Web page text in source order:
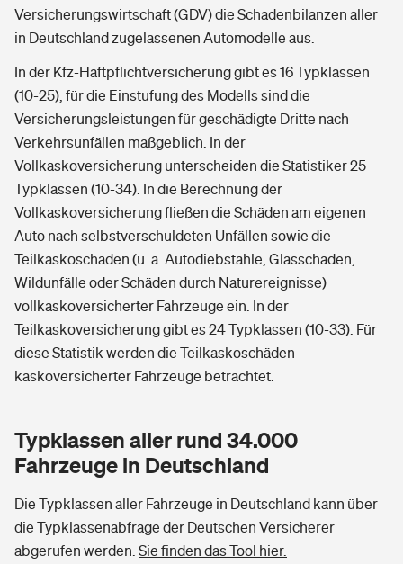
Versicherungswirtschaft (GDV) die Schadenbilanzen aller
in Deutschland zugelassenen Automodelle aus.
In der Kfz-Haftpflichtversicherung gibt es 16 Typklassen
(10-25), für die Einstufung des Modells sind die
Versicherungsleistungen für geschädigte Dritte nach
Verkehrsunfällen maßgeblich. In der
Vollkaskoversicherung unterscheiden die Statistiker 25
Typklassen (10-34). In die Berechnung der
Vollkaskoversicherung fließen die Schäden am eigenen
Auto nach selbstverschuldeten Unfällen sowie die
Teilkaskoschäden (u. a. Autodiebstähle, Glasschäden,
Wildunfälle oder Schäden durch Naturereignisse)
vollkaskoversicherter Fahrzeuge ein. In der
Teilkaskoversicherung gibt es 24 Typklassen (10-33). Für
diese Statistik werden die Teilkaskoschäden
kaskoversicherter Fahrzeuge betrachtet.
Typklassen aller rund 34.000
Fahrzeuge in Deutschland
Die Typklassen aller Fahrzeuge in Deutschland kann über
die Typklassenabfrage der Deutschen Versicherer
abgerufen werden. Sie finden das Tool hier.